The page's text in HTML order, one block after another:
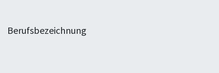
Berufsbezeichnung